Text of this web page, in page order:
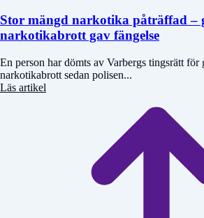
Stor mängd narkotika påträffad –
narkotikabrott gav fängelse
En person har dömts av Varbergs tingsrätt
narkotikabrott sedan polisen...
Läs artikel